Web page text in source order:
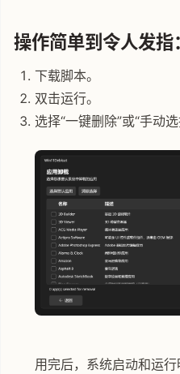
操作简单到令人发指：
下载脚本。
双击运行。
选择“一键删除”或“手动选
用完后，系统启动和运